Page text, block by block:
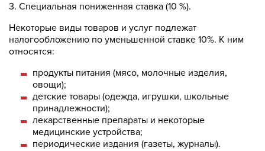
3. Специальная пониженная ставка (10 %).
Некоторые виды товаров и услуг подлежат
налогообложению по уменьшенной ставке 10%. К ним
относятся:
продукты питания (мясо, молочные изделия,
овощи);
детские товары (одежда, игрушки, школьные
принадлежности);
лекарственные препараты и некоторые
медицинские устройства;
периодические издания (газеты, журналы).